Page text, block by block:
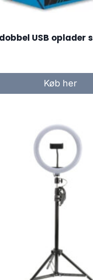
dobbel USB oplader
Køb her